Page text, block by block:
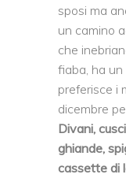
sposi ma
un camino
che
fiaba, ha
preferisce i
dicembre
Divani,
ghiande,
cassette di